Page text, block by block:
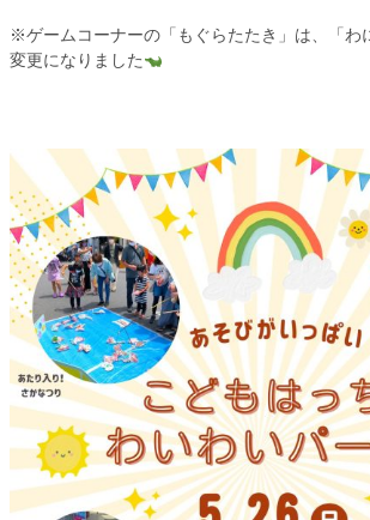
※ゲームコーナーの「もぐらたたき」は、「わ
変更になりました